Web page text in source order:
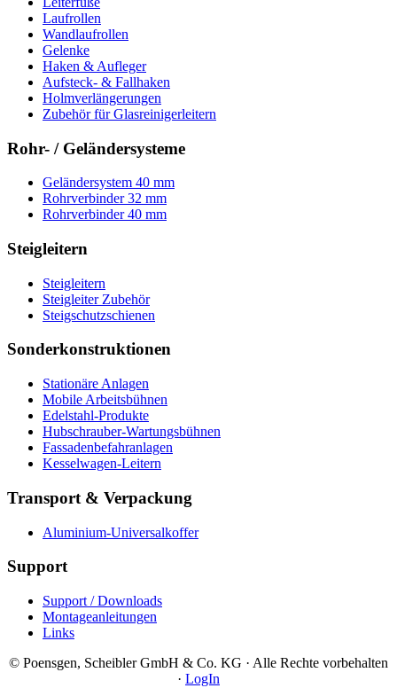
Laufrollen
Wandlaufrollen
Gelenke
Haken & Aufleger
Aufsteck- & Fallhaken
Holmverlängerungen
Zubehör für Glasreinigerleitern
Rohr- / Geländersysteme
Geländersystem 40 mm
Rohrverbinder 32 mm
Rohrverbinder 40 mm
Steigleitern
Steigleitern
Steigleiter Zubehör
Steigschutzschienen
Sonderkonstruktionen
Stationäre Anlagen
Mobile Arbeitsbühnen
Edelstahl-Produkte
Hubschrauber-Wartungsbühnen
Fassadenbefahranlagen
Kesselwagen-Leitern
Transport & Verpackung
Aluminium-Universalkoffer
Support
Support / Downloads
Montageanleitungen
Links
© Poensgen, Scheibler GmbH & Co. KG · Alle Rechte vorbehalten
· LogIn